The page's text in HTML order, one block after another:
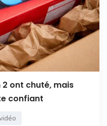
2 ont chuté, mais
confiant